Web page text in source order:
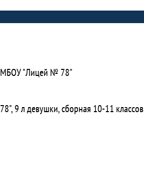
МБОУ "Лицей № 78"
9 л девушки, сборная 10-11 классов